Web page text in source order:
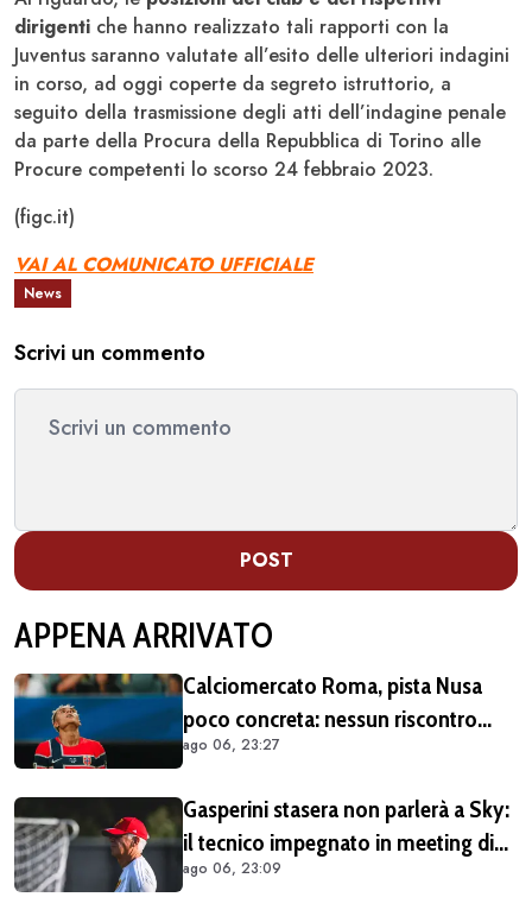
dirigenti che hanno realizzato tali rapporti con la
Juventus saranno valutate all’esito delle ulteriori indagini
in corso, ad oggi coperte da segreto istruttorio, a
seguito della trasmissione degli atti dell’indagine penale
da parte della Procura della Repubblica di Torino alle
Procure competenti lo scorso 24 febbraio 2023.
(figc.it)
VAI AL COMUNICATO UFFICIALE
News
Scrivi un commento
POST
APPENA ARRIVATO
Calciomercato Roma, pista Nusa
poco concreta: nessun riscontro
positivo dal calciatore né dal Lipsia
ago 06, 23:27
Gasperini stasera non parlerà a Sky:
il tecnico impegnato in meeting di
mercato
ago 06, 23:09